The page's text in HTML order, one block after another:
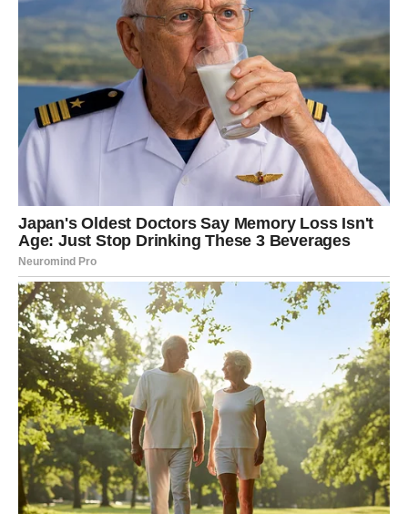
cenjeni. Slobodni Bikovi mogu upoznati nekoga ko ne
donosi nemir, već spokoj, i upravo to će vas najviše
iznenaditi.
Poruka zvezda za Bika:
ono što dolazi u miru – ostaje dugo.
LAV – iznenađenje koje vraća
samopouzdanje i greje srce
Za Lava, zvezde spremaju iznenađenje koje ima duboku
vezu sa
srcem, ličnom vrednošću i osećajem da ste
viđeni i priznati. Nakon perioda kada ste davali više nego
što ste dobijali, sada dolazi trenutak kada vam se vraća
ono što ste nesebično delili – pažnja, ljubav i poštovanje.
Neočekivano priznanje, poziv, susret ili emotivna istina
može vas zateći nespremne, ali će vas podsetiti ko ste i
koliko vredite. Ovo je trenutak kada Lav ponovo oseća
svoju unutrašnju vatru, ali bez potrebe da se dokazuje ili
nadmeće.